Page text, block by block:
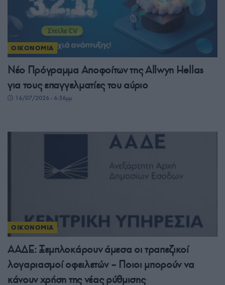
ΟΙΚΟΝΟΜΙΑ
Νέο Πρόγραμμα Αποφοίτων της Allwyn Hellas
για τους επαγγελματίες του αύριο
16/07/2026 - 6:36μμ
ΟΙΚΟΝΟΜΙΑ
ΑΑΔΕ: Ξεμπλοκάρουν άμεσα οι τραπεζικοί
λογαριασμοί οφειλετών – Ποιοι μπορούν να
κάνουν χρήση της νέας ρύθμισης